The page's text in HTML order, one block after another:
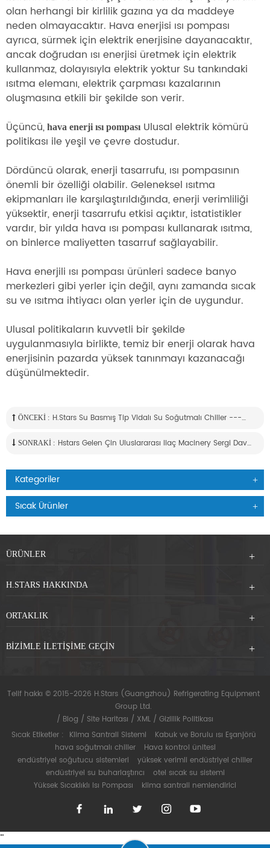
olan herhangi bir kirlilik gazına ya da maddeye
neden olmayacaktır. Hava enerjisi ısı pompası
ayrıca, sürmek için elektrik enerjisine dayanacaktır,
ancak doğrudan ısı enerjisi üretmek için elektrik
kullanmaz, dolayısıyla elektrik yoktur Su tankındaki
ısıtma elemanı, elektrik çarpması kazalarının
oluşmasına etkili bir şekilde son verir.
Üçüncü, hava enerji ısı pompası Ulusal elektrik kömürü
politikası ile yeşil ve çevre dostudur.
Dördüncü olarak, enerji tasarrufu, ısı pompasının
önemli bir özelliği olabilir. Geleneksel ısıtma
ekipmanları ile karşılaştırıldığında, enerji verimliliği
yüksektir, enerji tasarrufu etkisi açıktır, istatistikler
vardır, bir yılda hava ısı pompası kullanarak ısıtma,
on binlerce maliyetten tasarruf sağlayabilir.
Hava enerjili ısı pompası ürünleri sadece banyo
merkezleri gibi yerler için değil, aynı zamanda sıcak
su ve ısıtma ihtiyacı olan yerler için de uygundur.
Ulusal politikaların kuvvetli bir şekilde
uygulanmasıyla birlikte, temiz bir enerji olarak hava
enerjisinin pazarda yüksek tanınmayı kazanacağı
düşünülmektedir.
ÖNCEKI : H.stars Su Basmış Tip Vidalı Su Soğutmalı Chiller ----- Tanınmış Endonezya Işletmelerin Başarılı Soğutma Sistemi
SONRAKI : Hstars Gelen Çin Uluslararası Ilaç Macinery Sergi Davetiyesi
Kategoriler
Sıcak Ürünler
ÜRÜNLER
H.STARS HAKKINDA
ORTAKLIK
BIZIMLE ILETIŞIME GEÇIN
Telif hakkı © 2015-2026 H.Stars (Guangzhou) Refrigerating Equipment
Group Ltd.
/ Blog / Site Haritası / XML / Gizlilik Politikası
Sıcak Etiketler :
Klima Santrali Sistemi
Kabuk ve Borulu ısı Eşanjörü
hava soğutmalı chiller
Hava kontrol ünitesi
endüstriyel soğutucu sistemleri
yüksek verimli endüstriyel chiller
endüstriyel su buharlaştırıcı
otel sıcak su sistemi
Yüksek Sıcaklıklı Isı Pompası
klima santrali nemlendirici
""